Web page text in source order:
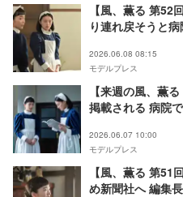
【風、薫る 第52
り連れ戻そうと
2026.06.08 08:15
モデルプレス
【来週の風、薫
掲載される 病院
2026.06.07 10:00
モデルプレス
【風、薫る 第51
め新聞社へ 編集